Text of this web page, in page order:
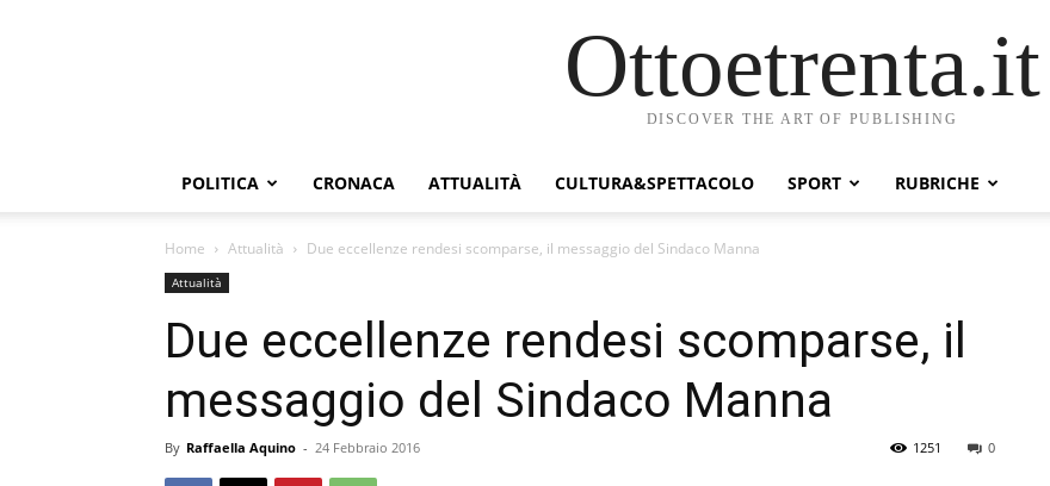
Ottoetrenta.it
DISCOVER THE ART OF PUBLISHING
POLITICA CRONACA ATTUALITÀ CULTURA&SPETTACOLO SPORT RUBRICHE
Home Attualità Due eccellenze rendesi scomparse, il messaggio del Sindaco Manna
Attualità
Due eccellenze rendesi scomparse, il
messaggio del Sindaco Manna
By Raffaella Aquino - 24 Febbraio 2016 0
1251